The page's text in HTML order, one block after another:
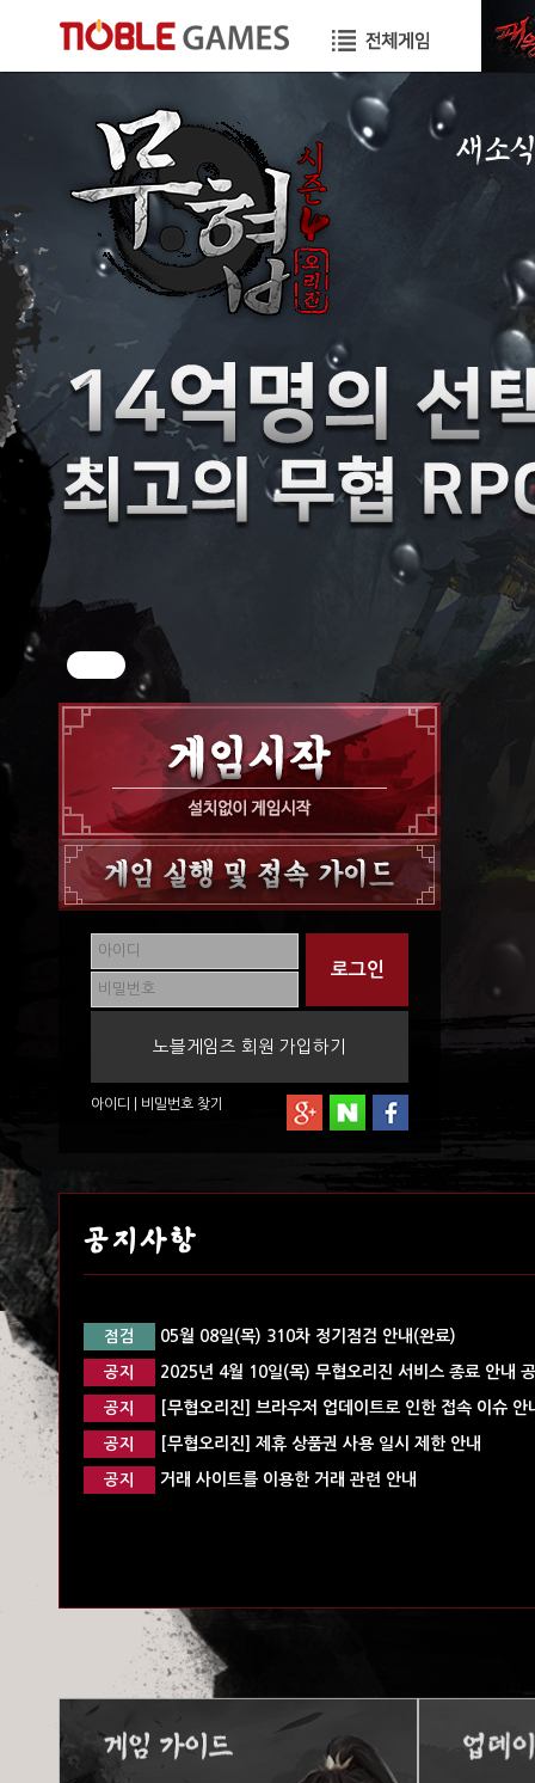
새소
GM노트
GM TIP
노블게임즈 회원 가입하기
아이디 비밀번호 찾기
공지사항
점검 05월 08일(목) 310차 정기점검 안내(완료)
공지 2025년 4월 10일(목) 무협오리진 서비스 종료 안내
공지 [무협오리진] 브라우저 업데이트로 인한 접속 이슈 안
공지 [무협오리진] 제휴 상품권 사용 일시 제한 안내
공지 거래 사이트를 이용한 거래 관련 안내